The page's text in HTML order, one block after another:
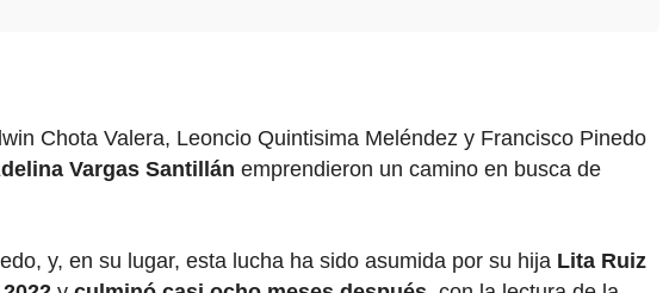
Chota Valera, Leoncio Quintisima Meléndez y Francisco Pinedo
Vargas Santillán emprendieron un camino en busca de
y, en su lugar, esta lucha ha sido asumida por su hija Lita Ruiz